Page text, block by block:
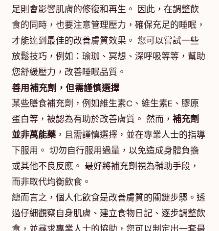
足則會影響肌膚的修復和再生。 因此，在調整飲
食的同時，也要注意管理壓力，確保充足的睡眠，
才能達到最佳的改善膚質效果。 您可以嘗試一些
放鬆技巧，例如：瑜珈、冥想、深呼吸等等，幫助
您舒緩壓力，改善睡眠品質。
善用補充劑，但需謹慎選擇
某些膳食補充劑，例如維生素C、維生素E、膠原
蛋白等，被認為有助於改善膚質。 然而， 補充劑
並非萬能藥 ，且需謹慎選擇，並在專業人士的指導
下服用。 切勿自行服用過量，以免造成身體負擔
或其他不良反應。 最好將補充劑視為輔助手段，
而非取代均衡飲食。
總而言之，個人化飲食是改善膚質的關鍵步驟。透
過仔細觀察自身肌膚、建立食物日記、逐步調整飲